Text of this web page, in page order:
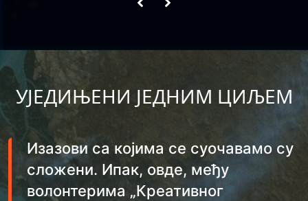
УЈЕДИЊЕНИ ЈЕДНИМ ЦИЉЕМ
Изазови са којима се суочавамо су
сложени. Ипак, овде, међу
волонтерима „Креативног